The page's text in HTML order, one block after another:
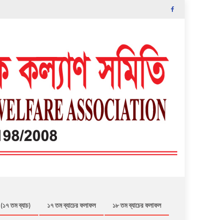
তম ব্যাচ) ১৭ তম ব্যাচের ফলাফল
১৮ তম ব্যাচের ফলাফল